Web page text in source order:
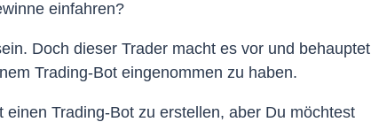
einfahren?
Doch dieser Trader macht es vor und behauptet
Trading-Bot eingenommen zu haben.
einen Trading-Bot zu erstellen, aber Du möchtest